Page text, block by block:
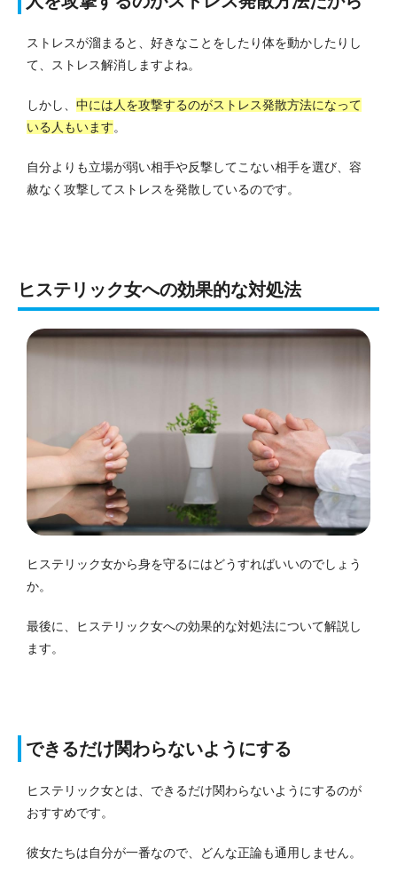
ストレスが溜まると、好きなことをしたり体を動かしたりし
て、ストレス解消しますよね。
しかし、 中には人を攻撃するのがストレス発散方法になって
いる人もいます。
自分よりも立場が弱い相手や反撃してこない相手を選び、容
赦なく攻撃してストレスを発散しているのです。
ヒステリック女への効果的な対処法
ヒステリック女から身を守るにはどうすればいいのでしょう
か。
最後に、ヒステリック女への効果的な対処法について解説し
ます。
できるだけ関わらないようにする
ヒステリック女とは、できるだけ関わらないようにするのが
おすすめです。
彼女たちは自分が一番なので、どんな正論も通用しません。